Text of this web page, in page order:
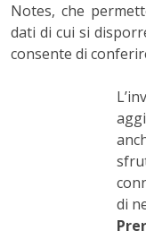
Notes, che
dati di cui si
consente di
di